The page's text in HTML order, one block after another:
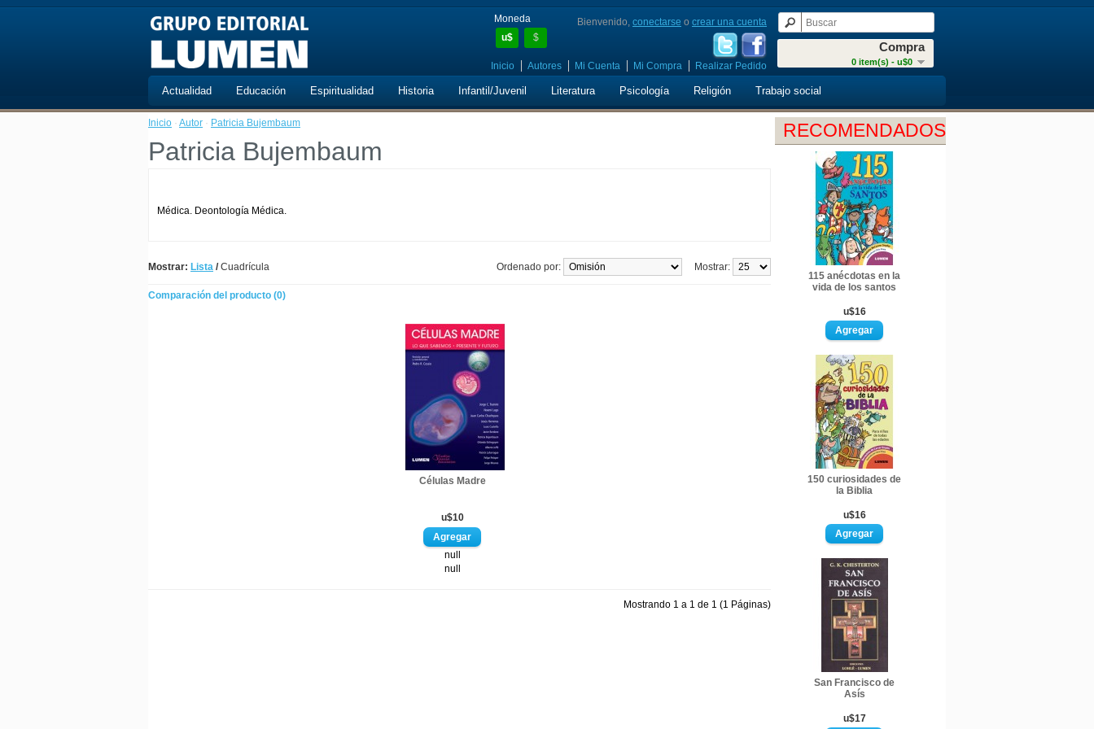
Moneda
u$
$
Compra
0 item(s) - u$0
Bienvenido, conectarse o crear una cuenta
Inicio Autores Mi Cuenta Mi Compra Realizar Pedido
Actualidad Educación Espiritualidad Historia Infantil/Juvenil Literatura Psicología Religión Trabajo social
RECOMENDADOS
115 anécdotas en la
vida de los santos
u$16
150 curiosidades de
la Biblia
u$16
San Francisco de
Asís
u$17
Inicio · Autor · Patricia Bujembaum
Patricia Bujembaum
Médica. Deontología Médica.
Mostrar: Lista /Cuadrícula Mostrar:
Ordenado por:
Comparación del producto (0)
Células Madre
u$10
null
null
Mostrando 1 a 1 de 1 (1 Páginas)